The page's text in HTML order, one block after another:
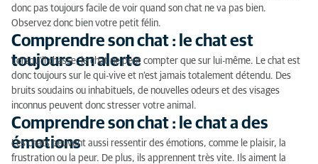
donc pas toujours facile de voir quand son chat ne va pas bien.
Observez donc bien votre petit félin.
Comprendre son chat : le chat est
toujours en alerte
Lorsqu’il chasse, le chat ne peut compter que sur lui-même. Le chat est
donc toujours sur le qui-vive et n’est jamais totalement détendu. Des
bruits soudains ou inhabituels, de nouvelles odeurs et des visages
inconnus peuvent donc stresser votre animal.
Comprendre son chat : le chat a des
émotions
Les chats peuvent aussi ressentir des émotions, comme le plaisir, la
frustration ou la peur. De plus, ils apprennent très vite. Ils aiment la